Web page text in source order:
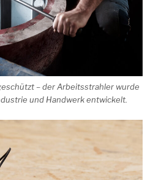
– der Arbeitsstrahler wurde
und Handwerk entwickelt.